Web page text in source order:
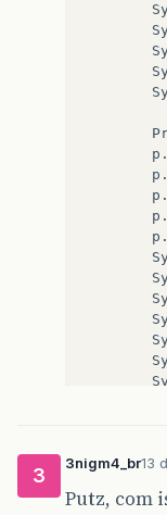
p .
p .
p .
p .
p .
3
3nigm4_br13
Putz, com